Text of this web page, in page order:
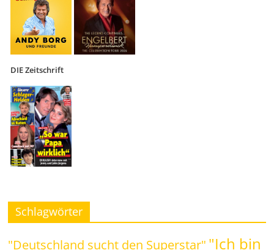
DIE Zeitschrift
Schlagwörter
"Deutschland sucht den Superstar" "Ich bin